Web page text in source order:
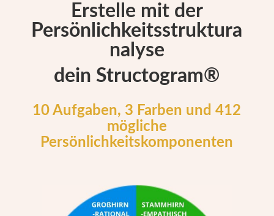
Erstelle mit der
Persönlichkeitsstruktura
nalyse
dein Structogram®
10 Aufgaben, 3 Farben und 412
mögliche
Persönlichkeitskomponenten